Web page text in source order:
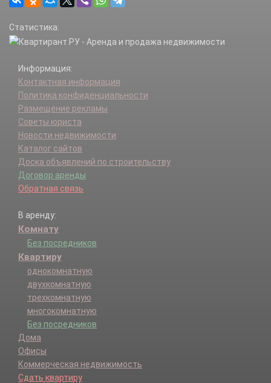
Статистика:
Информация:
Контактная информация
Политика конфиденциальности
Размещение рекламы
Советы юриста
Новости недвижимости
Каталог сайтов
Доска объявлений по строительству
Договор аренды
Обратная связь
В аренду:
Комнату
Без посредников
Квартиру
однокомнатную
двухкомнатную
трехкомнатную
многокомнатную
Без посредников
Дома
Офисы
Коммерческая недвижимость
Сдать квартиру